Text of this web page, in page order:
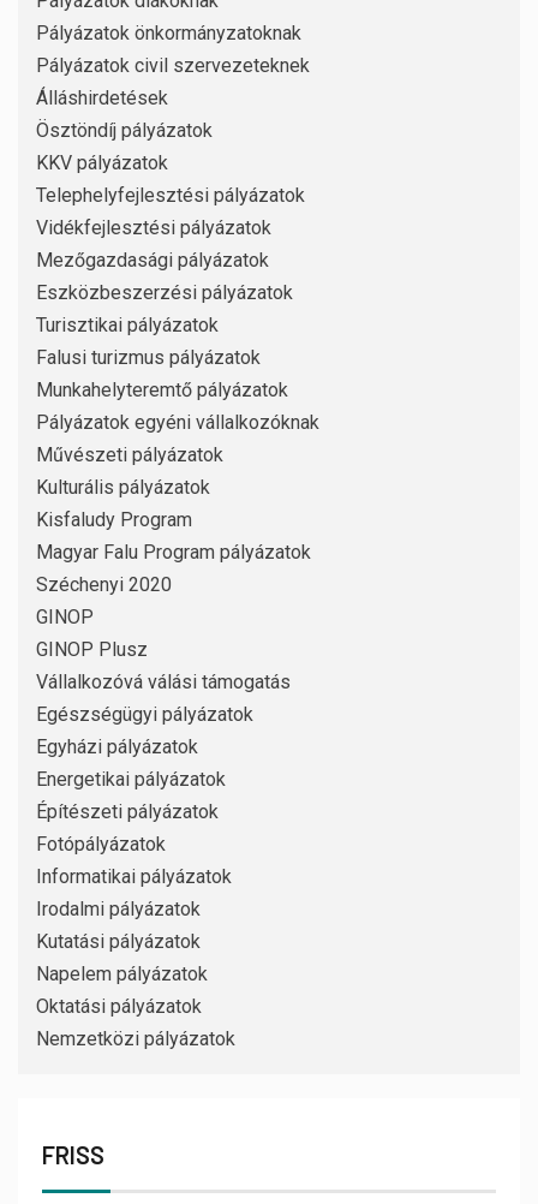
Pályázatok önkormányzatoknak
Pályázatok civil szervezeteknek
Álláshirdetések
Ösztöndíj pályázatok
KKV pályázatok
Telephelyfejlesztési pályázatok
Vidékfejlesztési pályázatok
Mezőgazdasági pályázatok
Eszközbeszerzési pályázatok
Turisztikai pályázatok
Falusi turizmus pályázatok
Munkahelyteremtő pályázatok
Pályázatok egyéni vállalkozóknak
Művészeti pályázatok
Kulturális pályázatok
Kisfaludy Program
Magyar Falu Program pályázatok
Széchenyi 2020
GINOP
GINOP Plusz
Vállalkozóvá válási támogatás
Egészségügyi pályázatok
Egyházi pályázatok
Energetikai pályázatok
Építészeti pályázatok
Fotópályázatok
Informatikai pályázatok
Irodalmi pályázatok
Kutatási pályázatok
Napelem pályázatok
Oktatási pályázatok
Nemzetközi pályázatok
FRISS